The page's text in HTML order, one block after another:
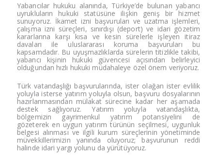
Yabancılar hukuku alanında, Türkiye’de bulunan yabancı
uyrukluların hukuki statüsüne ilişkin geniş birhizmet
sunuyoruz. İkamet izni başvuruları veuzatma işlemleri,
çalışma izni süreçleri, sınırdışı (deport) ve idari gözetim
kararlarına karşı kısa ve kesin sürelerle işleyen itiraz
davaları ileuluslararası koruma başvuruları bu
kapsamdadır. Bu uyuşmazlıklarda sürelerintitizlikle takibi,
yabancı kişinin hukuki güvencesi açısından belirleyici
olduğundan hızlı hukuki müdahaleye özel önem veriyoruz.
Türkvatandaşlığı başvurularında, ister olağan ister evlilik
yoluyla isterse yatırım yoluyla olsun, başvuru dosyalarının
hazırlanmasından mülakat sürecine kadar her aşamada
destek sağlıyoruz.Yatırım yoluyla vatandaşlıkta,
bölgemizin gayrimenkul yatırım potansiyelini de
gözeterek en uygun yatırımtürünün seçilmesi, uygunluk
belgesi alınması ve ilgili kurum süreçlerinin yönetiminde
müvekkillerimizin yanında oluyoruz; başvurunun reddi
halinde idari yargı yolunu da yürütüyoruz.